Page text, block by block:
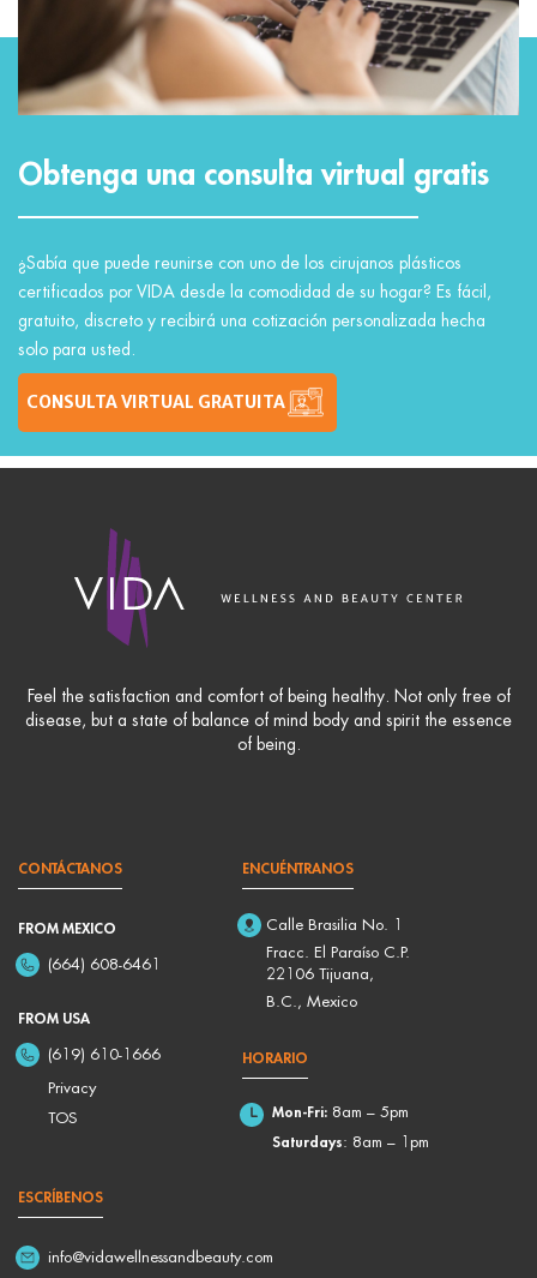
Obtenga una consulta virtual gratis
¿Sabía que puede reunirse con uno de los cirujanos plásticos
certificados por VIDA desde la comodidad de su hogar? Es fácil,
gratuito, discreto y recibirá una cotización personalizada hecha
solo para usted.
CONSULTA VIRTUAL GRATUITA
Feel the satisfaction and comfort of being healthy. Not only free of
disease, but a state of balance of mind body and spirit the essence
of being.
CONTÁCTANOS
FROM MEXICO
(664) 608-6461
FROM USA
(619) 610-1666
Privacy
TOS
ENCUÉNTRANOS
Calle Brasilia No. 1
Fracc. El Paraíso C.P.
22106 Tijuana,
B.C., Mexico
HORARIO
Mon-Fri:8am – 5pm
Saturdays: 8am – 1pm
ESCRÍBENOS
info@vidawellnessandbeauty.com